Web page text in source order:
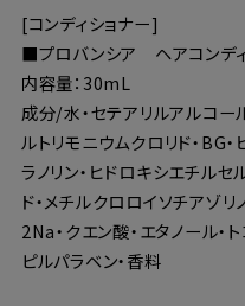
[コンディショナー]
■プロバンシア ヘアコンデ
内容量：30mL
成分/水・セテアリルアルコー
ルトリモニウムクロリド・BG
ラノリン・ヒドロキシエチル
ド・メチルクロロイソチアゾリ
2Na・クエン酸・エタノール・
ピルパラベン・香料